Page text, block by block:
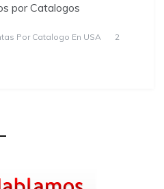
por Catalogos
Por Catalogo En USA
2